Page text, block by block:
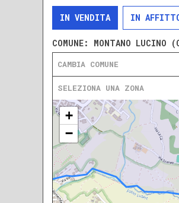
IN VENDITA IN
COMUNE: MONTANO LUCINO
CAMBIA COMUNE
SELEZIONA UNA ZONA
+
−